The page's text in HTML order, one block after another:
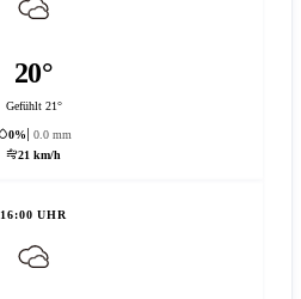
20°
Gefühlt 21°
0%
0.0 mm
21 km/h
16:00 UHR